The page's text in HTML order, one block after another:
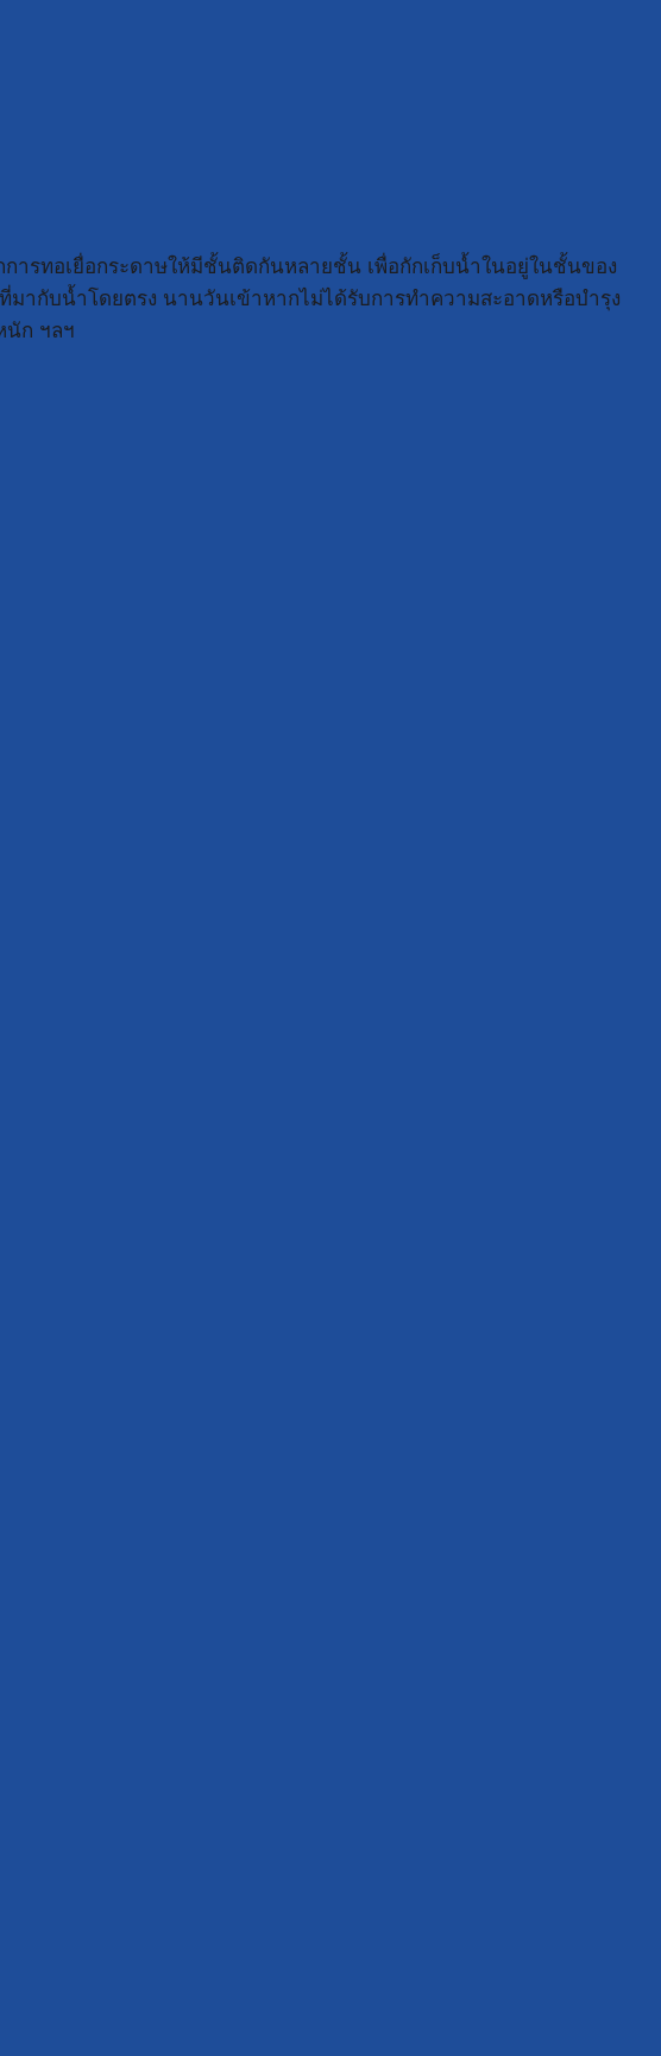
ารทอเยื่อกระดาษให้มีชั้นติดกันหลายชั้น เพื่อกักเก็บน้ำในอยู่ในชั้นของ
ากับน้ำโดยตรง นานวันเข้าหากไม่ได้รับการทำความสะอาดหรือบำรุง
นัก ฯลฯ